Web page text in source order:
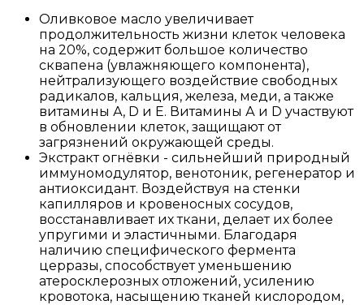
Оливковое масло увеличивает
продолжительность жизни клеток человека
на 20%, содержит большое количество
сквапена (увлажняющего компонента),
нейтрализующего воздействие свободных
радикалов, кальция, железа, меди, а также
витамины А, D и Е. Витамины А и D участвуют
в обновлении клеток, защищают от
загрязнений окружающей среды.
Экстракт огнёвки - сильнейший природный
иммуномодулятор, венотоник, регенератор и
антиоксидант. Воздействуя на стенки
капилляров и кровеносных сосудов,
восстанавливает их ткани, делает их более
упругими и эластичными. Благодаря
наличию специфического фермента
церразы, способствует уменьшению
атеросклерозных отложений, усилению
кровотока, насыщению тканей кислородом,